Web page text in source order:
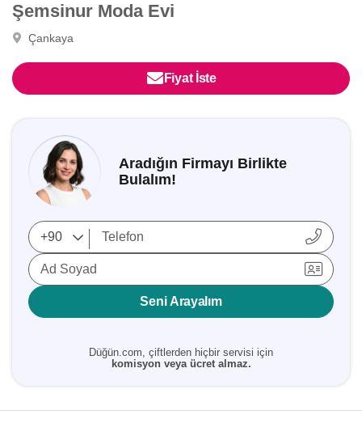
Şemsinur Moda Evi
Çankaya
Fiyat İste
Aradığın Firmayı Birlikte
Bulalım!
Ad Soyad
Seni Arayalım
Düğün.com, çiftlerden hiçbir servisi için
komisyon veya ücret almaz.